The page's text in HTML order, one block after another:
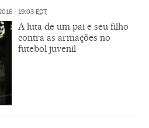
- 19:03 EDT
A luta de um pai e seu filho
contra as armações no
futebol juvenil